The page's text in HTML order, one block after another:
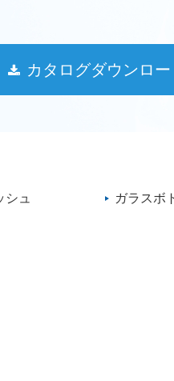
カタログダウンロ
シュ ガラスボ